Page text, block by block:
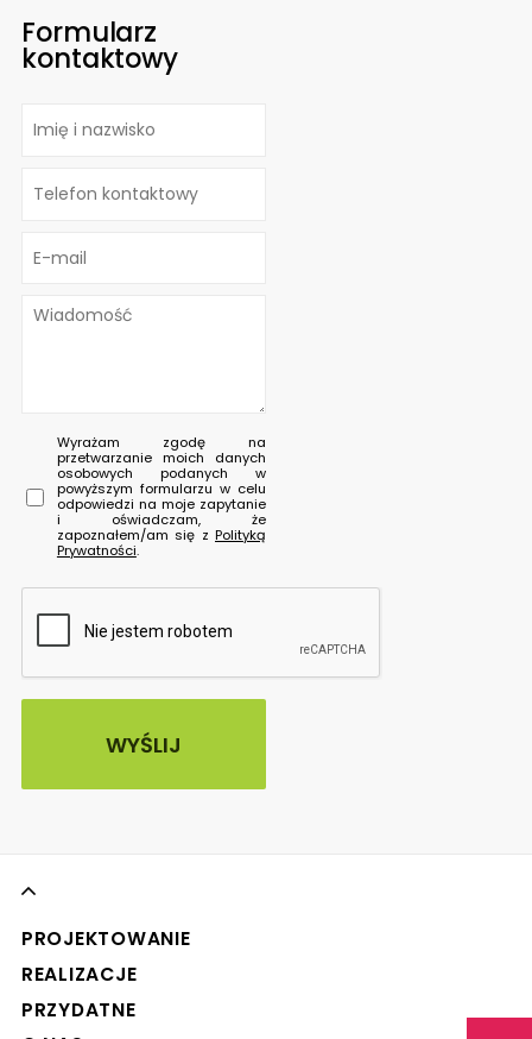
Formularz
kontaktowy
Wyrażam zgodę na
przetwarzanie moich danych
osobowych podanych w
powyższym formularzu w celu
odpowiedzi na moje zapytanie
i oświadczam, że
zapoznałem/am się z Polityką
Prywatności.
PROJEKTOWANIE
REALIZACJE
PRZYDATNE